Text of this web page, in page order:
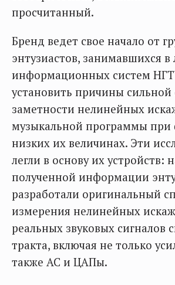
просчитанный.
Бренд ведет свое начало от
энтузиастов, занимавшихся
информационных систем
установить причины сильной
заметности нелинейных
музыкальной программы при
низких их величинах. Эти
легли в основу их устройств:
полученной информации
разработали оригинальный
измерения нелинейных
реальных звуковых сигналов
тракта, включая не только
также АС и ЦАПы.